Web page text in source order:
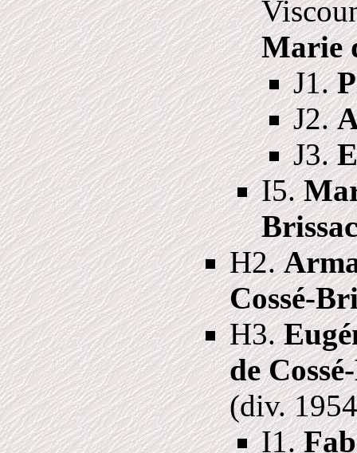
Marie
J1.
J2.
J3.
I5.
Brissac
H2.
Cossé-
H3.
de
(div.
I1.